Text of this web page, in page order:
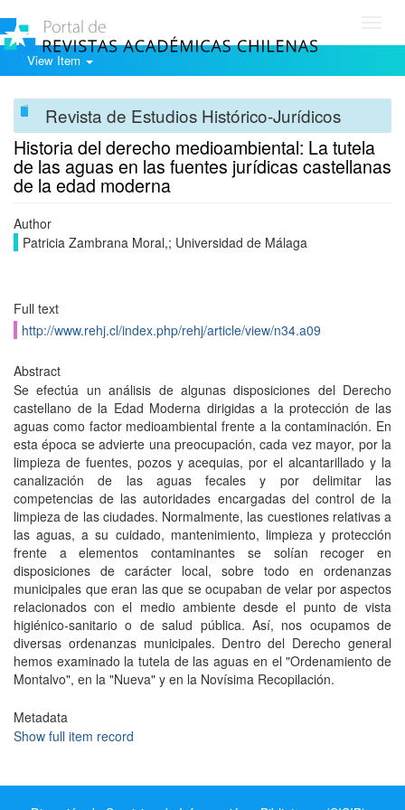
View Item
Revista de Estudios Histórico-Jurídicos
Historia del derecho medioambiental: La tutela
de las aguas en las fuentes jurídicas castellanas
de la edad moderna
Author
Patricia Zambrana Moral,; Universidad de Málaga
Full text
http://www.rehj.cl/index.php/rehj/article/view/n34.a09
Abstract
Se efectúa un análisis de algunas disposiciones del Derecho
castellano de la Edad Moderna dirigidas a la protección de las
aguas como factor medioambiental frente a la contaminación. En
esta época se advierte una preocupación, cada vez mayor, por la
limpieza de fuentes, pozos y acequias, por el alcantarillado y la
canalización de las aguas fecales y por delimitar las
competencias de las autoridades encargadas del control de la
limpieza de las ciudades. Normalmente, las cuestiones relativas a
las aguas, a su cuidado, mantenimiento, limpieza y protección
frente a elementos contaminantes se solían recoger en
disposiciones de carácter local, sobre todo en ordenanzas
municipales que eran las que se ocupaban de velar por aspectos
relacionados con el medio ambiente desde el punto de vista
higiénico-sanitario o de salud pública. Así, nos ocupamos de
diversas ordenanzas municipales. Dentro del Derecho general
hemos examinado la tutela de las aguas en el "Ordenamiento de
Montalvo", en la "Nueva" y en la Novísima Recopilación.
Metadata
Show full item record